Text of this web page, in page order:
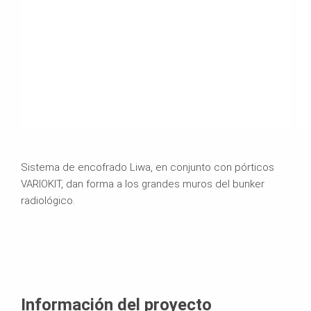
Sistema de encofrado Liwa, en conjunto con pórticos
VARIOKIT, dan forma a los grandes muros del bunker
radiológico.
Información del proyecto